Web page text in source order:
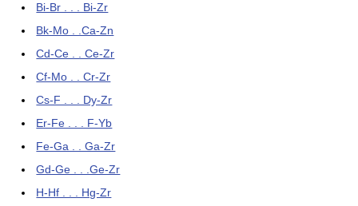
Bi-Br . . . Bi-Zr
Bk-Mo . .Ca-Zn
Cd-Ce . . Ce-Zr
Cf-Mo . . Cr-Zr
Cs-F . . . Dy-Zr
Er-Fe . . . F-Yb
Fe-Ga . . Ga-Zr
Gd-Ge . . .Ge-Zr
H-Hf . . . Hg-Zr